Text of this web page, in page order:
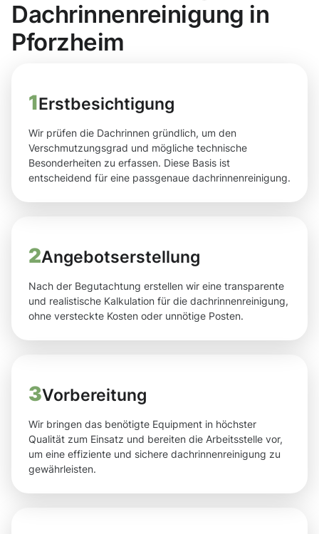
Dachrinnenreinigung in
Pforzheim
1Erstbesichtigung
Wir prüfen die Dachrinnen gründlich, um den
Verschmutzungsgrad und mögliche technische
Besonderheiten zu erfassen. Diese Basis ist
entscheidend für eine passgenaue dachrinnenreinigung.
2Angebotserstellung
Nach der Begutachtung erstellen wir eine transparente
und realistische Kalkulation für die dachrinnenreinigung,
ohne versteckte Kosten oder unnötige Posten.
3Vorbereitung
Wir bringen das benötigte Equipment in höchster
Qualität zum Einsatz und bereiten die Arbeitsstelle vor,
um eine effiziente und sichere dachrinnenreinigung zu
gewährleisten.